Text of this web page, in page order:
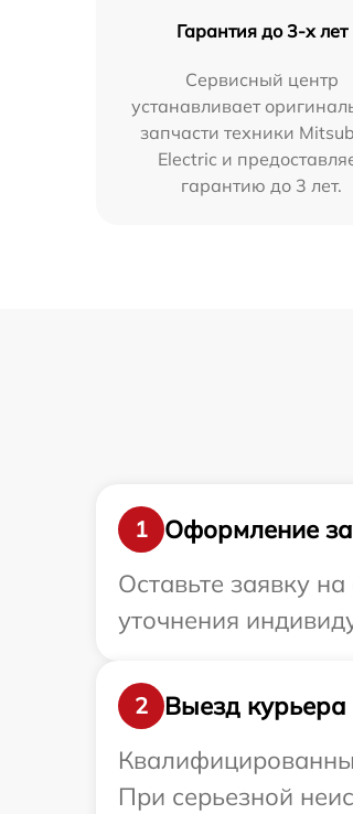
Гарантия до 3-х лет
Сервисный центр
устанавливает
запчасти техники
Electric и
гарантию до 3 лет.
1
Оформление
Оставьте заявку
уточнения
2
Выезд курьера
При серьезной